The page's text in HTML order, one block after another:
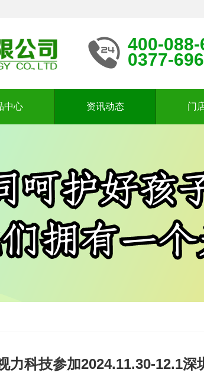
400-088-
0377-
中心 资讯动态 门
力科技参加2024.11.30-12.1